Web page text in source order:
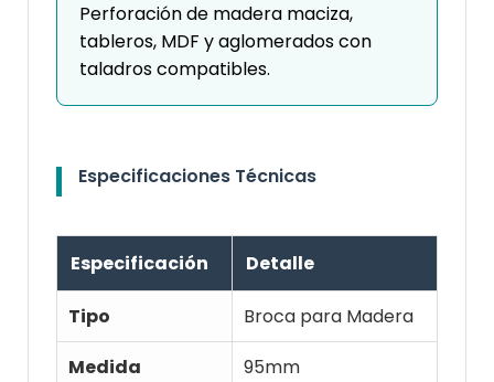
Perforación de madera maciza,
tableros, MDF y aglomerados con
taladros compatibles.
Especificaciones Técnicas
Especificación Detalle
Tipo
Broca para Madera
Medida
95mm